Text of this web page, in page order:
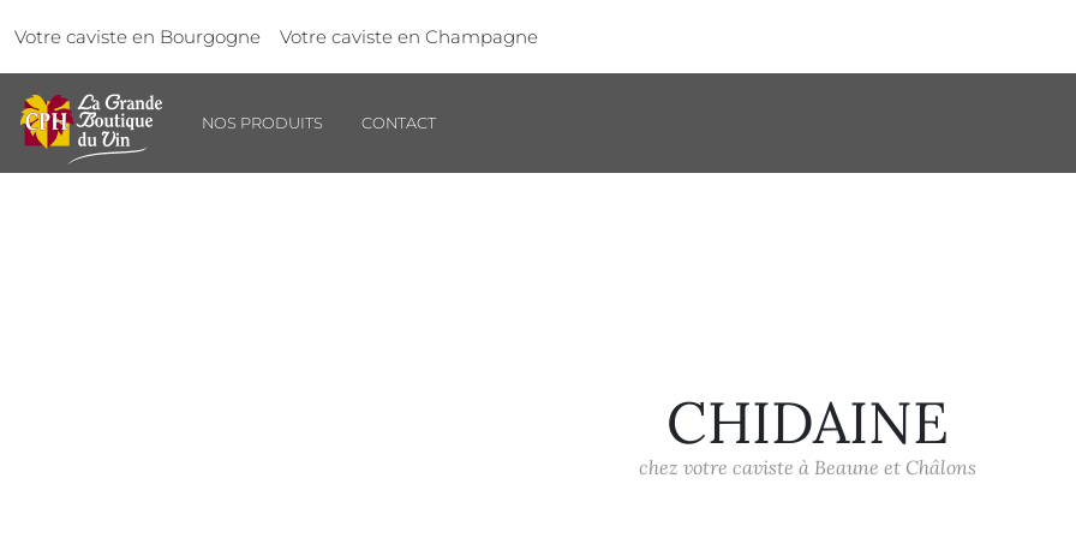
Votre caviste en Bourgogne
Votre caviste en Champagne
NOS PRODUITS CONTACT
CHIDAINE
chez votre caviste à Beaune et Châlons